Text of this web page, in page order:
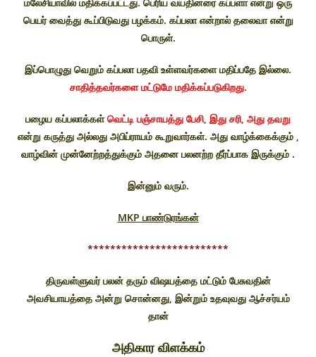
பெயர் வைத்து கூப்பிடுவது பழக்கம். கப்பலா என்றால் தலைவா என்று
பொருள்.
இப்பொழுது வெறும் கப்பலா பதவி உள்ளவர்களை மதிப்பதே இல்லை.
சாதித்தவர்களை மட்டுமே மதிக்கப்படுகிறது.
பழைய கப்பலாக்கள்வெட்டி பஞ்சாயத்து பேசி, இது சரி, அது தவறு
என்று கருத்து அல்லது அபிப்ராயம் கூறுவார்கள். அது வாழ்க்கைக்கும் ,
வாழ்வின் முன்னேற்றத்துக்கும் அதனை பலனற்ற தீர்ப்பாக இருக்கும் .
இன்னும் வரும்.
MKP பாண்டுரங்கன்
*************************
திருவள்ளுவர் பலன் தரும் விஷயத்தை மட்டும் பேசுவதின்
அவசியாயத்தை அன்று சொன்னது, இன்றும் உதவுவது ஆச்சர்யம்
தான்
அதிகார விளக்கம்